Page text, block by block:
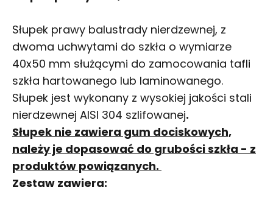
Słupek prawy balustrady nierdzewnej, z
dwoma uchwytami do szkła o wymiarze
40x50 mm służącymi do zamocowania tafli
szkła hartowanego lub laminowanego.
Słupek jest wykonany z wysokiej jakości stali
nierdzewnej AISI 304 szlifowanej.
Słupek nie zawiera gum dociskowych,
należy je dopasować do grubości szkła - z
produktów powiązanych.
Zestaw zawiera: